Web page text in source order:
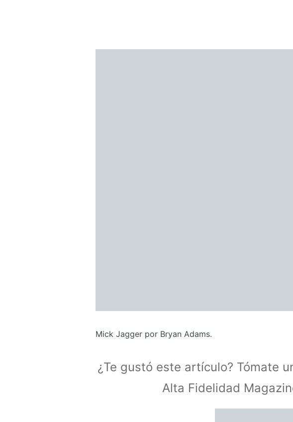
Mick Jagger por Bryan Adams.
¿Te gustó este artículo? Tómate
Alta Fidelidad